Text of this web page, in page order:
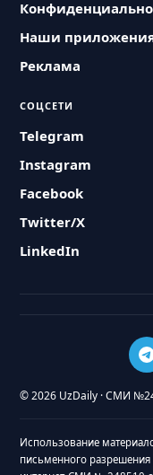
Наши
Реклама
СОЦСЕТИ
Telegram
Instagram
Facebook
Twitter/X
LinkedIn
© 2026 UzDaily · СМИ
Использование
письменного разрешения